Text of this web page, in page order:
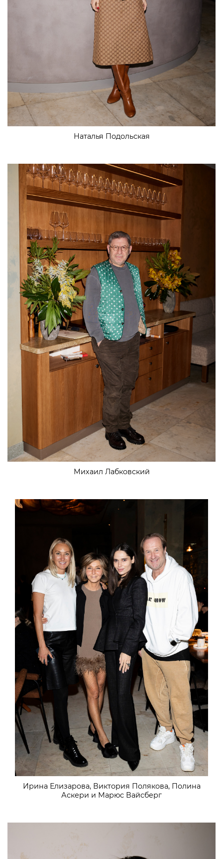
Наталья Подольская
Михаил Лабковский
Ирина Елизарова, Виктория Полякова, Полина
Аскери и Марюс Вайсберг